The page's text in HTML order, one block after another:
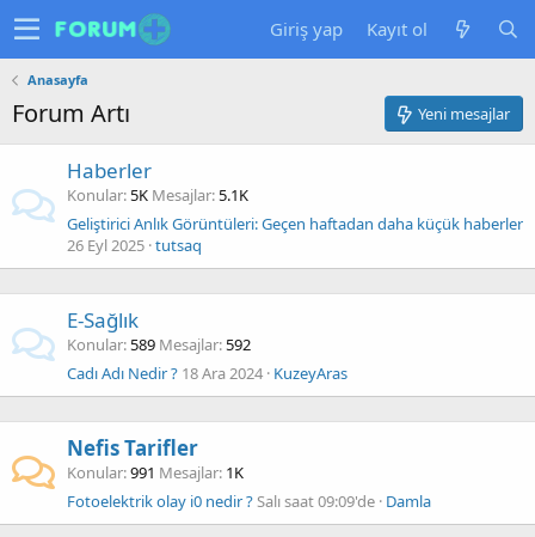
Giriş yap Kayıt ol
Anasayfa
Forum Artı Yeni mesajlar
Haberler
Konular 5K Mesajlar 5.1K
Geliştirici Anlık Görüntüleri: Geçen haftadan daha küçük haberler
26 Eyl 2025 tutsaq
E-Sağlık
Konular 589 Mesajlar 592
Cadı Adı Nedir ? 18 Ara 2024 KuzeyAras
Nefis Tarifler
Konular 991 Mesajlar 1K
Fotoelektrik olay i0 nedir ?Salı saat 09:09'de Damla